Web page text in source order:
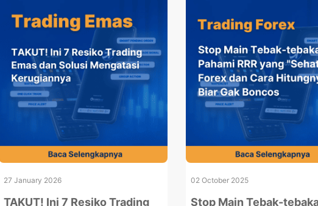
27 January 2026
TAKUT! Ini 7 Resiko Trading
02 October 2025
Stop Main Tebak-